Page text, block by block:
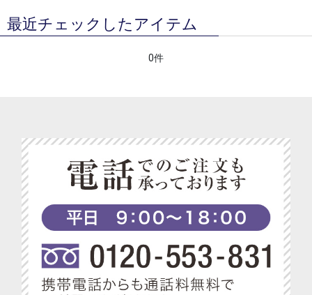
ノンアルコールスパークリング＆ワイン
ドライフルーツ＆ナッツ
ジェラート＆アイス
ベジアレンジメント
ベジターレセレクト
セラムハンドクリーム
手提げ袋・ラッピング
ベジターレ サマーギフトギフト特集
ベジターレ グルテンフリーの米粉スイーツ特集
ベジターレ コーディアル特集
ベジターレ 幸せの缶ケーキ
ベジターレ アレンジレシピ特集
プチギフト特集
最近チェックしたアイテム
0件